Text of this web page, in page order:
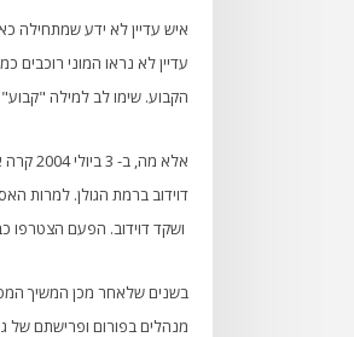
הקבוע. שימו לב למילה
אלא
ושקד דוידוב. הפעם הצטרפו
בשנים שלאחר מכן המשיך
מנהלים בפורום ופרישתם של